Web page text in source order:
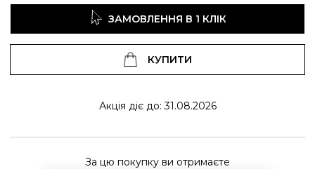
ЗАМОВЛЕННЯ В 1 КЛІК
КУПИТИ
Акція діє до: 31.08.2026
За цю покупку ви отримаєте